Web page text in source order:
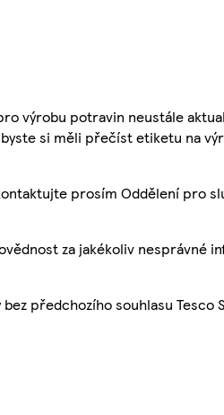
výrobu potravin neustále
si měli přečíst etiketu na
prosím Oddělení pro
za jakékoliv nesprávné
předchozího souhlasu Tesco